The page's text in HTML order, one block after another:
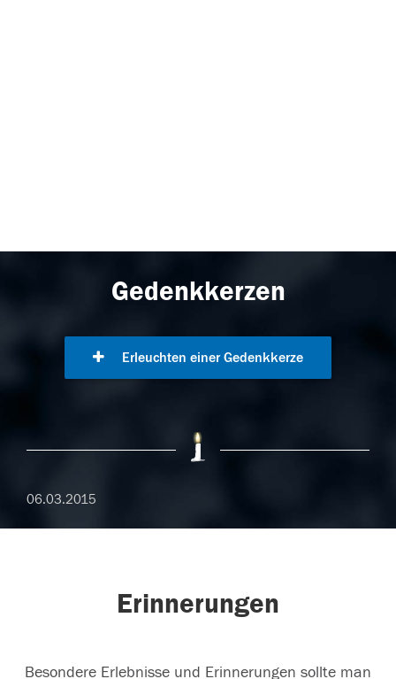
Gedenkkerzen
Erleuchten einer Gedenkkerze
06.03.2015
Erinnerungen
Besondere Erlebnisse und Erinnerungen sollte man